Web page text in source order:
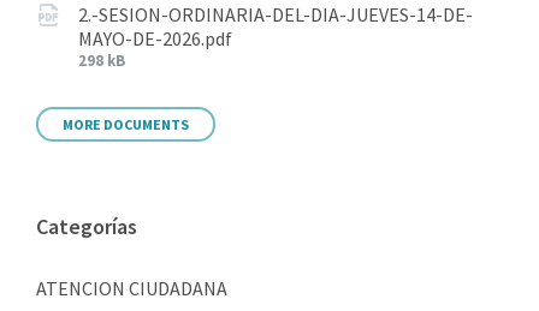
2.-SESION-ORDINARIA-DEL-DIA-JUEVES-14-DE-
MAYO-DE-2026.pdf
298 kB
MORE DOCUMENTS
Categorías
ATENCION CIUDADANA